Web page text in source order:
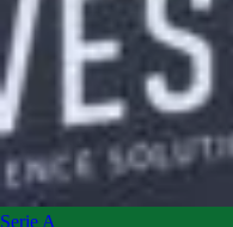
Serie A